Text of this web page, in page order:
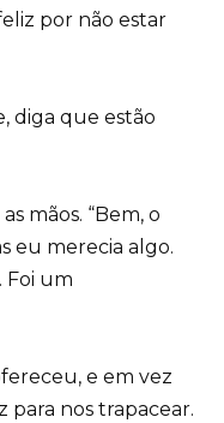
por não estar
diga que estão
mãos. “Bem, o
eu merecia algo.
Foi um
e em vez
para nos trapacear.